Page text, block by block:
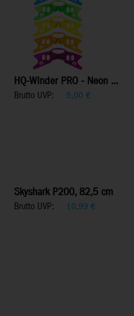
HQ-Winder PRO - Neon ...
Brutto UVP: 5,00 €
Skyshark P200, 82,5 cm
Brutto UVP: 10,99 €